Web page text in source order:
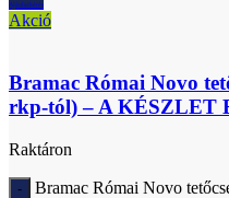
Ajánlatkérés
Akció
Bramac Római Novo
rkp-tól) – A KÉSZLET
Raktáron
Bramac Római Novo